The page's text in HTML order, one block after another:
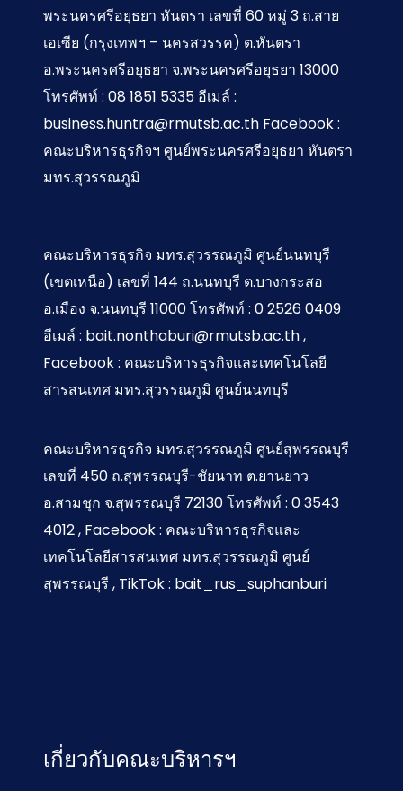
พระนครศรีอยุธยา หันตรา เลขที่ 60 หมู่ 3 ถ.สาย
เอเซีย (กรุงเทพฯ – นครสวรรค) ต.หันตรา
อ.พระนครศรีอยุธยา จ.พระนครศรีอยุธยา 13000
โทรศัพท์ : 08 1851 5335 อีเมล์ :
business.huntra@rmutsb.ac.th Facebook :
คณะบริหารธุรกิจฯ ศูนย์พระนครศรีอยุธยา หันตรา
มทร.สุวรรณภูมิ
คณะบริหารธุรกิจ มทร.สุวรรณภูมิ ศูนย์นนทบุรี
(เขตเหนือ) เลขที่ 144 ถ.นนทบุรี ต.บางกระสอ
อ.เมือง จ.นนทบุรี 11000 โทรศัพท์ : 0 2526 0409
อีเมล์ : bait.nonthaburi@rmutsb.ac.th ,
Facebook : คณะบริหารธุรกิจและเทคโนโลยี
สารสนเทศ มทร.สุวรรณภูมิ ศูนย์นนทบุรี
คณะบริหารธุรกิจ มทร.สุวรรณภูมิ ศูนย์สุพรรณบุรี
เลขที่ 450 ถ.สุพรรณบุรี-ชัยนาท ต.ยานยาว
อ.สามชุก จ.สุพรรณบุรี 72130 โทรศัพท์ : 0 3543
4012 , Facebook : คณะบริหารธุรกิจและ
เทคโนโลยีสารสนเทศ มทร.สุวรรณภูมิ ศูนย์
สุพรรณบุรี , TikTok : bait_rus_suphanburi
เกี่ยวกับคณะบริหารฯ